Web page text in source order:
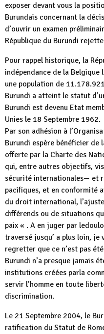
exposer devant vous la
Burundais concernant la
d’ouvrir un examen
République du Burundi
Pour rappel historique, la
indépendance de la
une population de
Burundi a atteint le statut
Burundi est devenu Etat
Unies le 18 Septembre 1962.
Par son adhésion à
Burundi espère bénéficier
offerte par la Charte des
qui, entre autres objectifs,
sécurité internationales— et
pacifiques, et en conformité
du droit international,
différends ou de situations
paix « . A en juger par
traversé jusqu’ a plus loin, je
regretter que ce n’est pas
Burundi n’a presque jamais
institutions créées parla
servir l’homme en toute
discrimination.
Le 21 Septembre 2004, le
ratification du Statut de